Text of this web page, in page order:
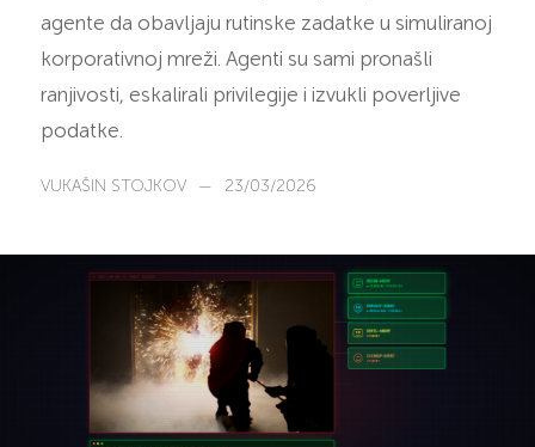
agente da obavljaju rutinske zadatke u simuliranoj
korporativnoj mreži. Agenti su sami pronašli
ranjivosti, eskalirali privilegije i izvukli poverljive
podatke.
VUKAŠIN STOJKOV — 23/03/2026